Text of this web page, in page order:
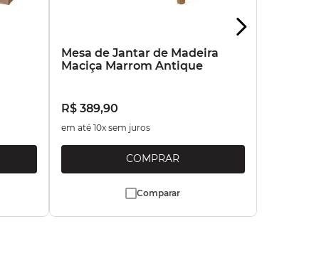
Mesa de Jantar de Madeira
Maciça Marrom Antique
R$ 389,90
em até 10x sem juros
Comparar